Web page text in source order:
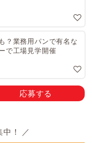
？業務用パンで有名な
で工場見学開催
応募する